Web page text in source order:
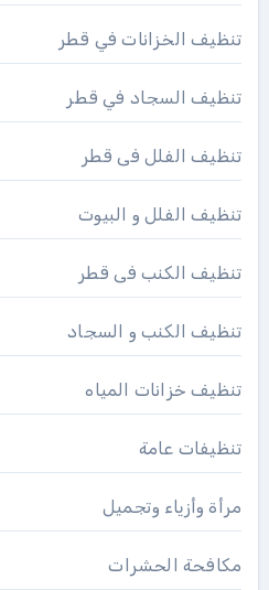
تنظيف الخزانات في قطر
تنظيف السجاد في قطر
تنظيف الفلل فى قطر
تنظيف الفلل و البيوت
تنظيف الكنب فى قطر
تنظيف الكنب و السجاد
تنظيف خزانات المياه
تنظيفات عامة
مرأة وأزياء وتجميل
مكافحة الحشرات